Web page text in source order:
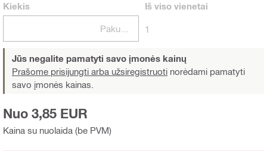
Kiekis
Pakuotės
Iš visovienetai
1
Jūs negalite pamatyti savo įmonės kainų
Prašome prisijungti arba užsiregistruoti norėdami pamatyti
savo įmonės kainas.
Kaina su nuolaida (be PVM)
Nuo 3,85 EUR